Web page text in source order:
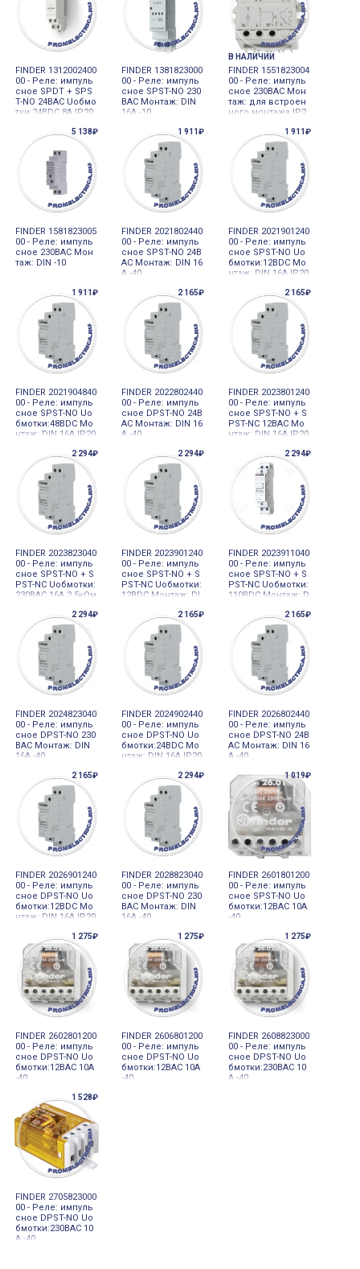
FINDER 1312002400
00 - Реле: импуль
сное SPDT + SPS
T-NO 24ВAC Uобмо
тки:24ВDC 8А IP20
FINDER 1381823000
00 - Реле: импуль
сное SPST-NO 230
ВAC Монтаж: DIN
16А -10
В НАЛИЧИИ
FINDER 1551823004
00 - Реле: импуль
сное 230ВAC Мон
таж: для встроен
ного монтажа IP2
5 138₽
FINDER 1581823005
00 - Реле: импуль
сное 230ВAC Мон
таж: DIN -10
1 911₽
FINDER 2021802440
00 - Реле: импуль
сное SPST-NO 24В
AC Монтаж: DIN 16
А -40
1 911₽
FINDER 2021901240
00 - Реле: импуль
сное SPST-NO Uо
бмотки:12ВDC Мо
нтаж: DIN 16А IP20
1 911₽
FINDER 2021904840
00 - Реле: импуль
сное SPST-NO Uо
бмотки:48ВDC Мо
нтаж: DIN 16А IP20
2 165₽
FINDER 2022802440
00 - Реле: импуль
сное DPST-NO 24В
AC Монтаж: DIN 16
А -40
2 165₽
FINDER 2023801240
00 - Реле: импуль
сное SPST-NO + S
PST-NC 12ВAC Мо
нтаж: DIN 16А IP20
2 294₽
FINDER 2023823040
00 - Реле: импуль
сное SPST-NO + S
PST-NC Uобмотки:
230ВAC 16А 2,5кОм
2 294₽
FINDER 2023901240
00 - Реле: импуль
сное SPST-NO + S
PST-NC Uобмотки:
12ВDC Монтаж: DI
2 294₽
FINDER 2023911040
00 - Реле: импуль
сное SPST-NO + S
PST-NC Uобмотки:
110ВDC Монтаж: D
2 294₽
FINDER 2024823040
00 - Реле: импуль
сное DPST-NO 230
ВAC Монтаж: DIN
16А -40
2 165₽
FINDER 2024902440
00 - Реле: импуль
сное DPST-NO Uо
бмотки:24ВDC Мо
нтаж: DIN 16А IP20
2 165₽
FINDER 2026802440
00 - Реле: импуль
сное DPST-NO 24В
AC Монтаж: DIN 16
А -40
2 165₽
FINDER 2026901240
00 - Реле: импуль
сное DPST-NO Uо
бмотки:12ВDC Мо
нтаж: DIN 16А IP20
2 294₽
FINDER 2028823040
00 - Реле: импуль
сное DPST-NO 230
ВAC Монтаж: DIN
16А -40
1 019₽
FINDER 2601801200
00 - Реле: импуль
сное SPST-NO Uо
бмотки:12ВAC 10А
-40
1 275₽
FINDER 2602801200
00 - Реле: импуль
сное DPST-NO Uо
бмотки:12ВAC 10А
-40
1 275₽
FINDER 2606801200
00 - Реле: импуль
сное DPST-NO Uо
бмотки:12ВAC 10А
-40
1 275₽
FINDER 2608823000
00 - Реле: импуль
сное DPST-NO Uо
бмотки:230ВAC 10
А -40
1 528₽
FINDER 2705823000
00 - Реле: импуль
сное DPST-NO Uо
бмотки:230ВAC 10
А -40